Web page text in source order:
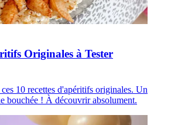
Originales à Tester
10 recettes d'apéritifs originales. Un
bouchée ! À découvrir absolument.